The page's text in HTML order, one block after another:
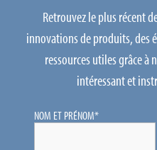
Retrouvez le plus récent
innovations de produits, des
ressources utiles grâce
intéressant et
NOM ET PRÉNOM*